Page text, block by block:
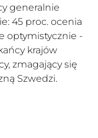
generalnie
45 proc. ocenia
optymistycznie -
krajów
zmagający się
Szwedzi.